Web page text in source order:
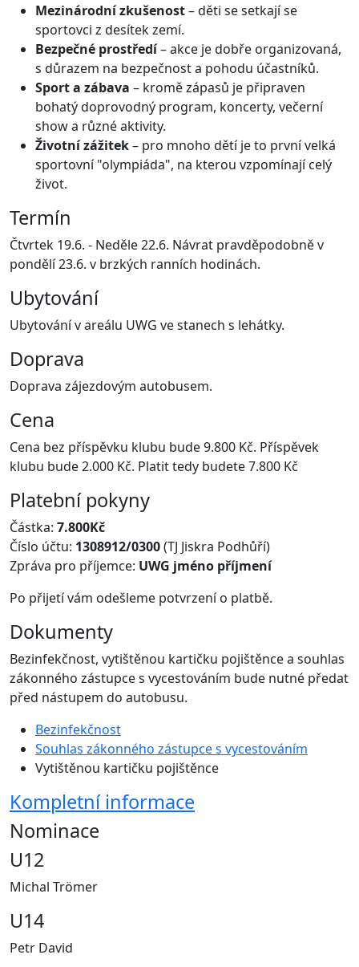
Mezinárodní zkušenost– děti se setkají se
sportovci z desítek zemí.
Bezpečné prostředí– akce je dobře organizovaná,
s důrazem na bezpečnost a pohodu účastníků.
Sport a zábava – kromě zápasů je připraven
bohatý doprovodný program, koncerty, večerní
show a různé aktivity.
Životní zážitek– pro mnoho dětí je to první velká
sportovní "olympiáda", na kterou vzpomínají celý
život.
Termín
Čtvrtek 19.6. - Neděle 22.6. Návrat pravděpodobně v
pondělí 23.6. v brzkých ranních hodinách.
Ubytování
Ubytování v areálu UWG ve stanech s lehátky.
Doprava
Doprava zájezdovým autobusem.
Cena
Cena bez příspěvku klubu bude 9.800 Kč. Příspěvek
klubu bude 2.000 Kč. Platit tedy budete 7.800 Kč
Platební pokyny
Částka: 7.800Kč
Číslo účtu: 1308912/0300(TJ Jiskra Podhůří)
Zpráva pro příjemce: UWG jméno příjmení
Po přijetí vám odešleme potvrzení o platbě.
Dokumenty
Bezinfekčnost, vytištěnou kartičku pojištěnce a souhlas
zákonného zástupce s vycestováním bude nutné předat
před nástupem do autobusu.
Bezinfekčnost
Souhlas zákonného zástupce s vycestováním
Vytištěnou kartičku pojištěnce
Kompletní informace
Nominace
U12
Michal Trömer
U14
Petr David